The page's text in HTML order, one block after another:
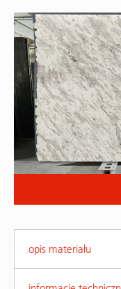
opis materiału